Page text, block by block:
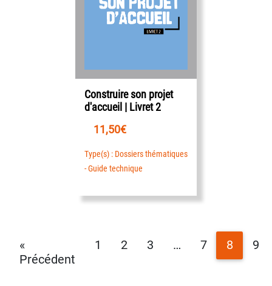
Construire son projet
d'accueil | Livret 2
11,50€
Type(s) : Dossiers thématiques
- Guide technique
«
Précédent
1 2 3 … 7 8 9